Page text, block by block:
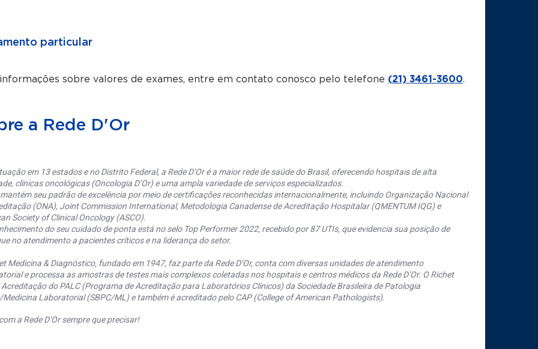
particular
sobre valores de exames, entre em contato conosco pelo telefone (21) 3461-3600.
a Rede D'Or
em 13 estados e no Distrito Federal, a Rede D’Or é a maior rede de saúde do Brasil, oferecendo hospitais de alta
clínicas oncológicas (Oncologia D’Or) e uma ampla variedade de serviços especializados.
seu padrão de excelência por meio de certificações reconhecidas internacionalmente, incluindo Organização Nacional
(ONA), Joint Commission International, Metodologia Canadense de Acreditação Hospitalar (QMENTUM IQG) e
Society of Clinical Oncology (ASCO).
do seu cuidado de ponta está no selo Top Performer 2022, recebido por 87 UTIs, que evidencia sua posição de
no atendimento a pacientes críticos e na liderança do setor.
Medicina & Diagnóstico, fundado em 1947, faz parte da Rede D’Or, conta com diversas unidades de atendimento
e processa as amostras de testes mais complexos coletadas nos hospitais e centros médicos da Rede D’Or. O Richet
do PALC (Programa de Acreditação para Laboratórios Clínicos) da Sociedade Brasileira de Patologia
Laboratorial (SBPC/ML) e também é acreditado pelo CAP (College of American Pathologists).
a Rede D’Or sempre que precisar!